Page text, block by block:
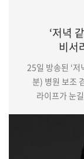
‘저녁
비서
25일 방송된 ‘
분) 병원 보조
라이프가 눈
것.(중략)첫 회부
있게 해석한
충분했다. 그는